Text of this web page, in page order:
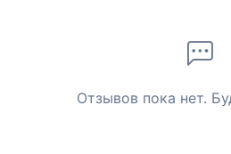
Отзывов пока нет.